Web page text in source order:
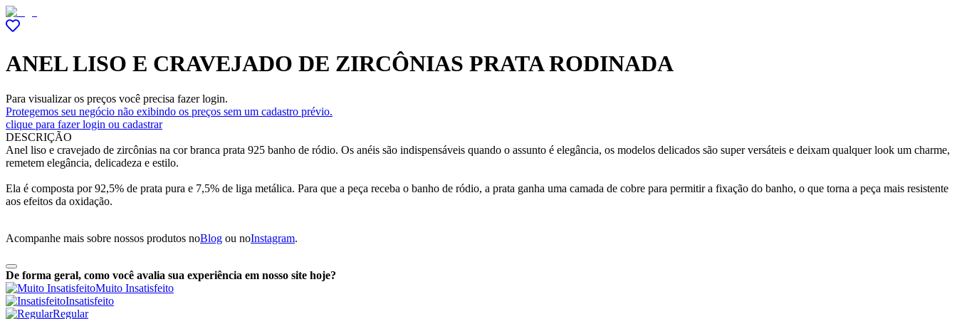
ANEL LISO E CRAVEJADO DE ZIRCÔNIAS PRATA RODINADA
Para visualizar os preços você precisa fazer login.
Protegemos seu negócio não exibindo os preços sem um cadastro prévio.
clique para fazer login ou cadastrar
DESCRIÇÃO
Anel liso e cravejado de zircônias na cor branca prata 925 banho de ródio. Os anéis são indispensáveis quando o assunto é elegância, os modelos delicados são super versáteis e deixam qualquer look um charme,
remetem elegância, delicadeza e estilo.
Ela é composta por 92,5% de prata pura e 7,5% de liga metálica. Para que a peça receba o banho de ródio, a prata ganha uma camada de cobre para permitir a fixação do banho, o que torna a peça mais resistente
aos efeitos da oxidação.
Acompanhe mais sobre nossos produtos noBlog ou noInstagram.
De forma geral, como você avalia sua experiência em nosso site hoje?
Muito Insatisfeito
Insatisfeito
Regular